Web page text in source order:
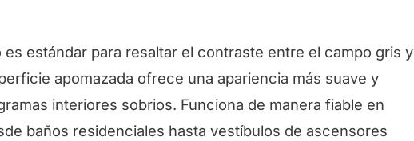
es estándar para resaltar el contraste entre el campo gris y
apomazada ofrece una apariencia más suave y
interiores sobrios. Funciona de manera fiable en
baños residenciales hasta vestíbulos de ascensores